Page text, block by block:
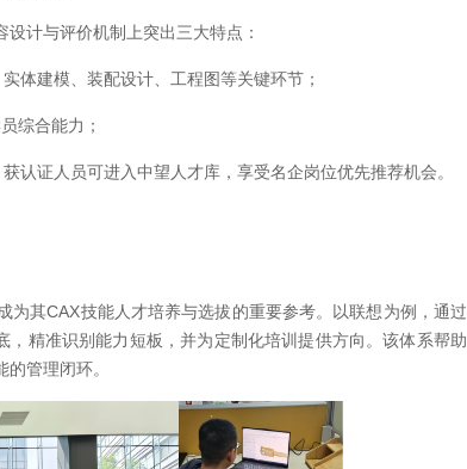
计与评价机制上突出三大特点：
体建模、装配设计、工程图等关键环节；
综合能力；
认证人员可进入中望人才库，享受名企岗位优先推荐机会。
其CAX技能人才培养与选拔的重要参考。以联想为例，通过
，精准识别能力短板，并为定制化培训提供方向。该体系帮助
的管理闭环。